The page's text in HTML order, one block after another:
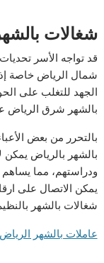
شغالات
قد تواجه الأسر
شمال الرياض خاصة
الجهد للتغلب على
بالشهر شرق الرياض
بالتحرر من بعض
بالشهر بالرياض يمكن
ودراستهم، مما
يمكن الاتصال على
شغالات بالشهر
عاملات بالشهر الرياض